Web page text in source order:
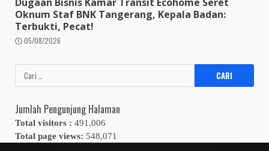
Oknum Staf BNK Tangerang, Kepala Badan:
Terbukti, Pecat!
05/08/2026
Cari
untuk:
Jumlah Pengunjung Halaman
Total visitors : 491,006
Total page views: 548,071